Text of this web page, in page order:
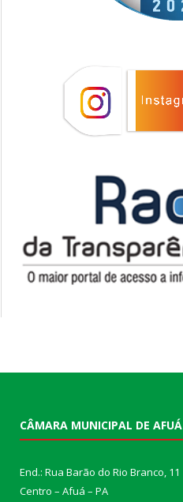
CÂMARA MUNICIPAL DE AFUÁ
End.: Rua Barão do Rio Branco, 11
Centro – Afuá – PA